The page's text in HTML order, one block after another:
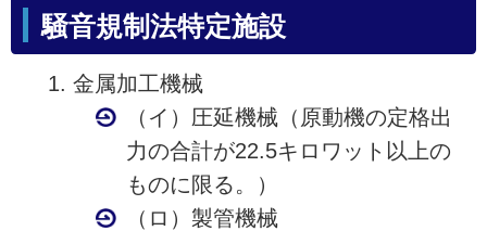
騒音規制法特定施設
金属加工機械
（イ）圧延機械（原動機の定格出
力の合計が22.5キロワット以上の
ものに限る。）
（ロ）製管機械